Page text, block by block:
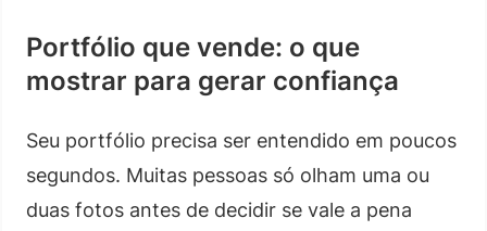
Portfólio que vende: o que
mostrar para gerar confiança
Seu portfólio precisa ser entendido em poucos
segundos. Muitas pessoas só olham uma ou
duas fotos antes de decidir se vale a pena